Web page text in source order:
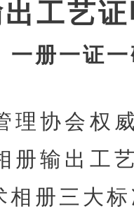
工艺
一册一证
理协会权
册输出工
相册三大